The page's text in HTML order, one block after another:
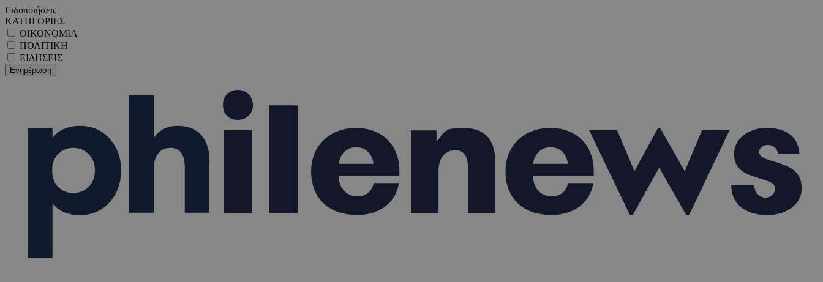
Ειδοποιήσεις
ΚΑΤΗΓΟΡΙΕΣ
ΟΙΚΟΝΟΜΙΑ
ΠΟΛΙΤΙΚΗ
ΕΙΔΗΣΕΙΣ